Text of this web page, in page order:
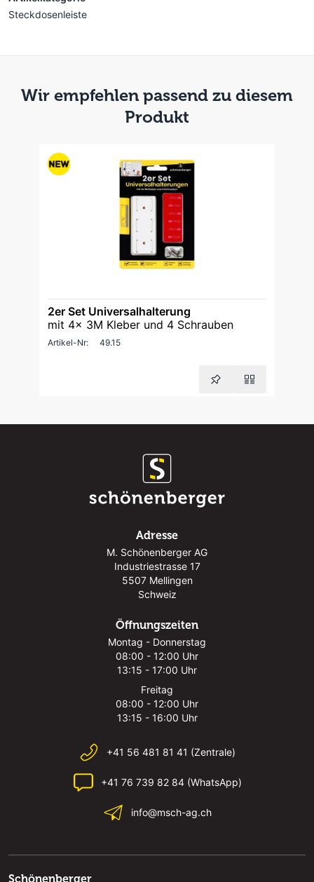
Steckdosenleiste
Wir empfehlen passend zu diesem
Produkt
2er Set Universalhalterung
mit 4x 3M Kleber und 4 Schrauben
Artikel-Nr: 49.15
Adresse
M. Schönenberger AG
Industriestrasse 17
5507 Mellingen
Schweiz
Öffnungszeiten
Montag - Donnerstag
08:00 - 12:00 Uhr
13:15 - 17:00 Uhr
Freitag
08:00 - 12:00 Uhr
13:15 - 16:00 Uhr
+41 56 481 81 41 (Zentrale)
+41 76 739 82 84 (WhatsApp)
info@msch-ag.ch
Schönenberger